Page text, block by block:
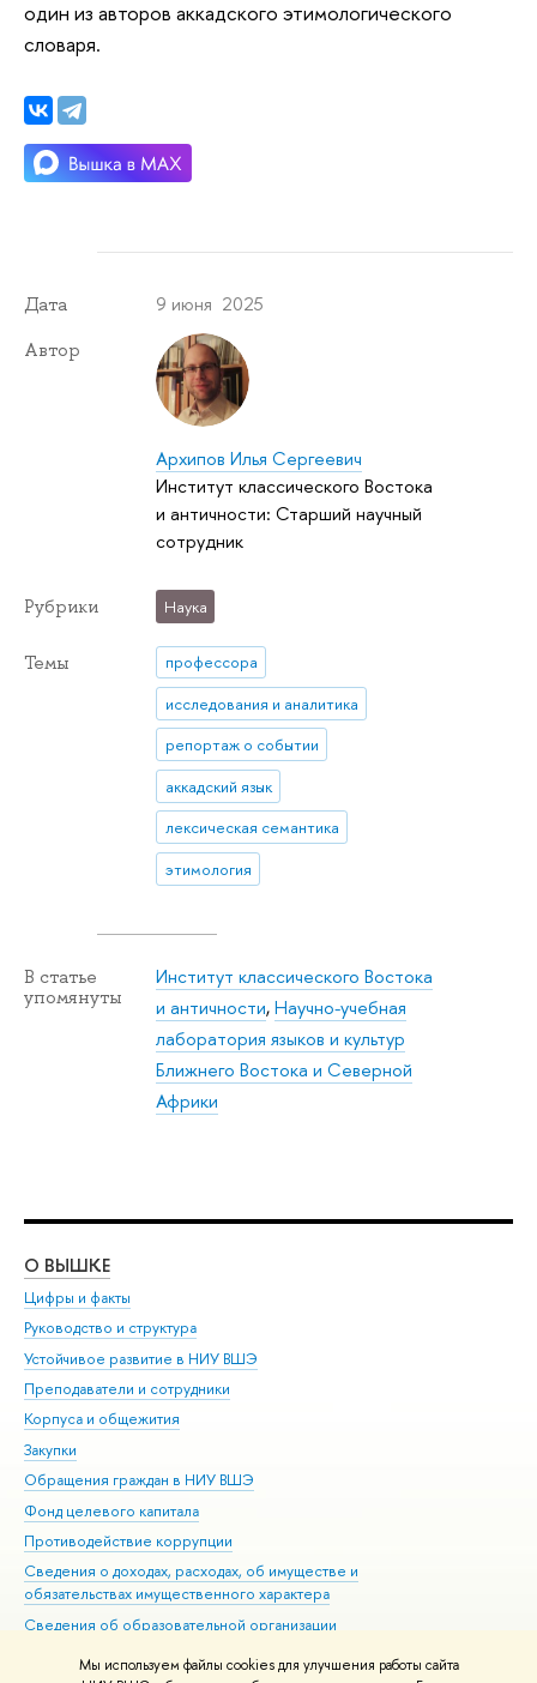
Мы используем файлы cookies для улучшения работы сайта
один из авторов аккадского этимологического
словаря.
Дата 9 июня 2025
Автор
Архипов Илья Сергеевич
Институт классического Востока
и античности: Старший научный
сотрудник
Рубрики Наука
Темы
профессора
исследования и аналитика
репортаж о событии
аккадский язык
лексическая семантика
этимология
В статье
упомянуты
Институт классического Востока
и античности,Научно-учебная
лаборатория языков и культур
Ближнего Востока и Северной
Африки
О ВЫШКЕ
Цифры и факты
Руководство и структура
Устойчивое развитие в НИУ ВШЭ
Преподаватели и сотрудники
Корпуса и общежития
Закупки
Обращения граждан в НИУ ВШЭ
Фонд целевого капитала
Противодействие коррупции
Сведения о доходах, расходах, об имуществе и
обязательствах имущественного характера
Сведения об образовательной организации
Людям с ограниченными возможностями здоровья